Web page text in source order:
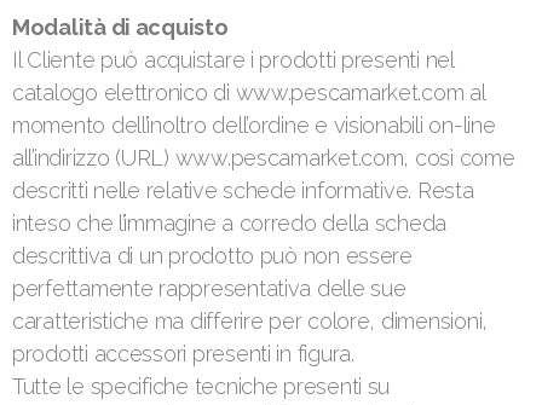
Modalità di acquisto
Il Cliente può acquistare i prodotti presenti nel
catalogo elettronico di www.pescamarket.com al
momento dell’inoltro dell’ordine e visionabili on-line
all’indirizzo (URL) www.pescamarket.com, così come
descritti nelle relative schede informative. Resta
inteso che l’immagine a corredo della scheda
descrittiva di un prodotto può non essere
perfettamente rappresentativa delle sue
caratteristiche ma differire per colore, dimensioni,
prodotti accessori presenti in figura.
Tutte le specifiche tecniche presenti su